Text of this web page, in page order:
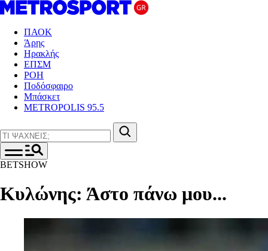
ΠΑΟΚ
Άρης
Ηρακλής
ΕΠΣΜ
ΡΟΗ
Ποδόσφαιρο
Μπάσκετ
METROPOLIS 95.5
BETSHOW
Κυλώνης: Άστο πάνω μου...